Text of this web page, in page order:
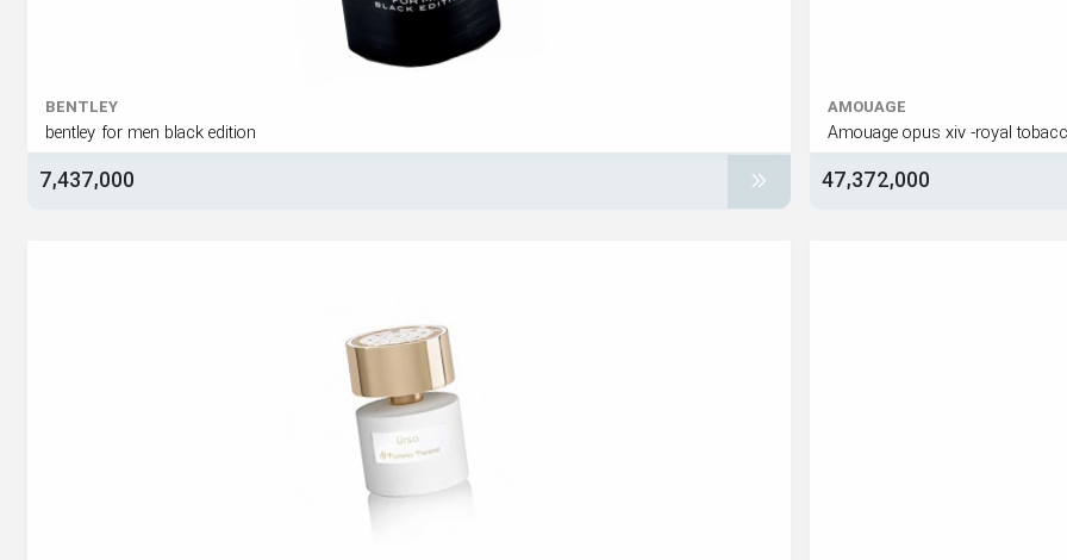
AMOUAGE
Amouage opus xiv -royal
47,372,000
BENTLEY
bentley for men black edition
7,437,000